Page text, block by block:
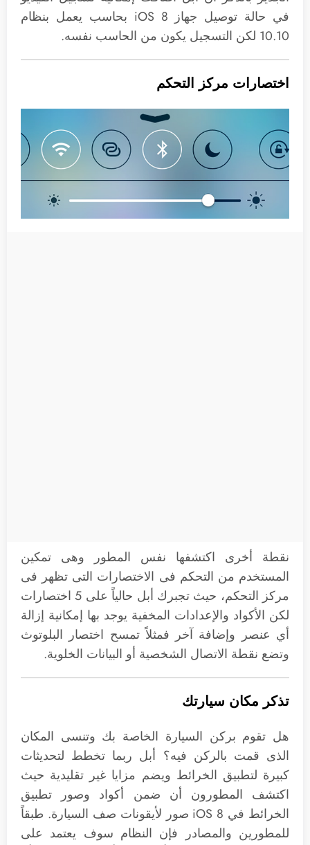
في حالة توصيل جهاز iOS 8 بحاسب يعمل بنظام
10.10 لكن التسجيل يكون من الحاسب نفسه.
اختصارات مركز التحكم
نقطة أخرى اكتشفها نفس المطور وهى تمكين
المستخدم من التحكم فى الاختصارات التى تظهر فى
مركز التحكم، حيث تجبرك أبل حالياً على 5 اختصارات
لكن الأكواد والإعدادات المخفية يوجد بها إمكانية إزالة
أي عنصر وإضافة آخر فمثلاً تمسح اختصار البلوتوث
وتضع نقطة الاتصال الشخصية أو البيانات الخلوية.
تذكر مكان سيارتك
هل تقوم بركن السيارة الخاصة بك وتنسى المكان
الذى قمت بالركن فيه؟ أبل ربما تخطط لتحديثات
كبيرة لتطبيق الخرائط ويضم مزايا غير تقليدية حيث
اكتشف المطورون أن ضمن أكواد وصور تطبيق
الخرائط في iOS 8 صور لأيقونات صف السيارة. طبقاً
للمطورين والمصادر فإن النظام سوف يعتمد على